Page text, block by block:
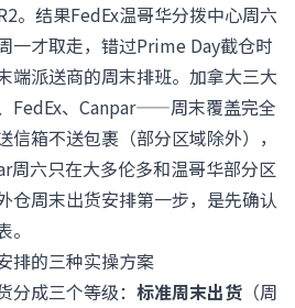
。结果FedEx温哥华分拨中心周六
一才取走，错过Prime Day截仓时
端派送商的周末排班。加拿大三大
FedEx、Canpar——周末覆盖完全
箱不送包裹（部分区域除外），
周六只在大多伦多和温哥华部分区
仓周末出货安排第一步，是先确认
排的三种实操方案
成三个等级： 标准周末出货 （周